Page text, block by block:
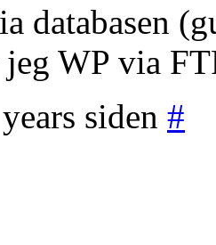
databasen
WP via
siden #